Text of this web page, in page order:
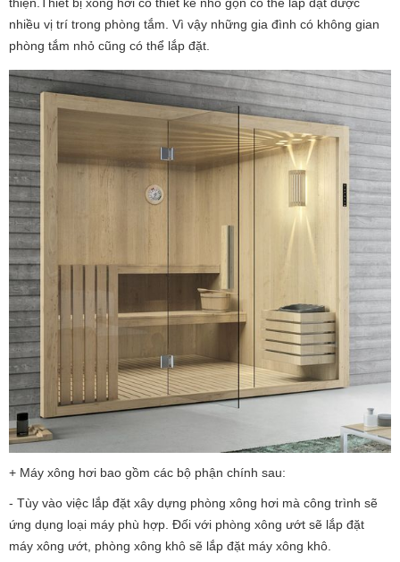
nhiều vị trí trong phòng tắm. Vì vậy những gia đình có không gian
phòng tắm nhỏ cũng có thể lắp đặt.
+ Máy xông hơi bao gồm các bộ phận chính sau:
- Tùy vào việc lắp đặt xây dựng phòng xông hơi mà công trình sẽ
ứng dụng loại máy phù hợp. Đối với phòng xông ướt sẽ lắp đặt
máy xông ướt, phòng xông khô sẽ lắp đặt máy xông khô.